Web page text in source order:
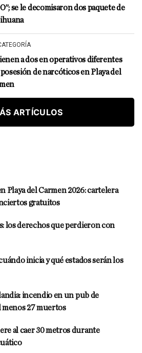
se le decomisaron dos paquete de
a dos en operativos diferentes
de narcóticos en Playa del
ARTÍCULOS
Playa del Carmen 2026: cartelera
gratuitos
los derechos que perdieron con
inicia y qué estados serán los
incendio en un pub de
menos 27 muertos
al caer 30 metros durante